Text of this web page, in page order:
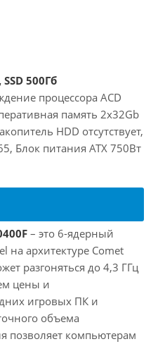
500Гб
процессора ACD
память 2x32Gb
HDD отсутствует,
Блок питания ATX 750Вт
– это 6-ядерный
на архитектуре Comet
разгоняться до 4,3 ГГц
цены и
игровых ПК и
объема
позволяет компьютерам